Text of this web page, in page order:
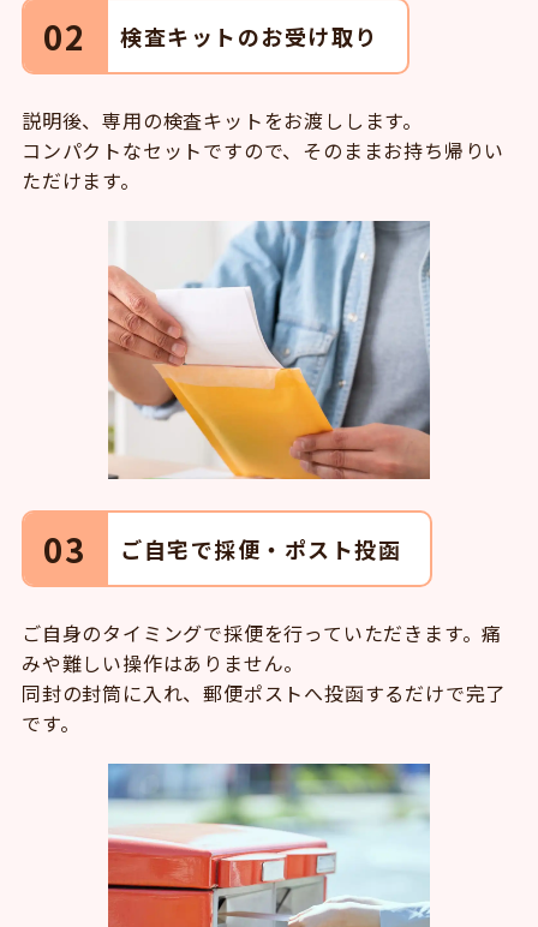
02 検査キットのお受け取り
説明後、専用の検査キットをお渡しします。
コンパクトなセットですので、そのままお持ち帰りい
ただけます。
03 ご自宅で採便・ポスト投函
ご自身のタイミングで採便を行っていただきます。痛
みや難しい操作はありません。
同封の封筒に入れ、郵便ポストへ投函するだけで完了
です。